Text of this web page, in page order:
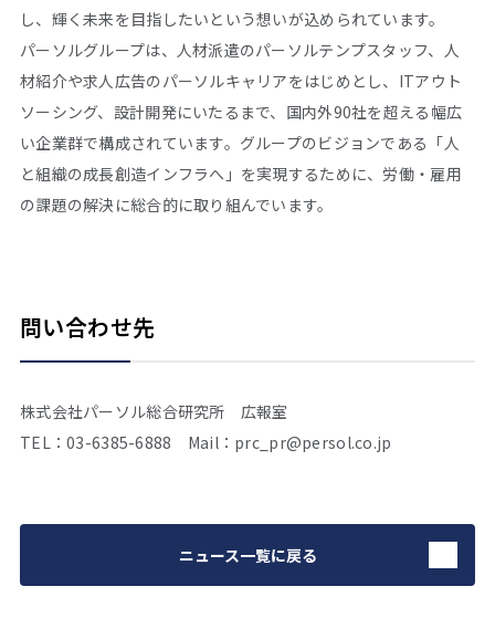
し、輝く未来を目指したいという想いが込められています。
パーソルグループは、人材派遣のパーソルテンプスタッフ、人
材紹介や求人広告のパーソルキャリアをはじめとし、ITアウト
ソーシング、設計開発にいたるまで、国内外90社を超える幅広
い企業群で構成されています。グループのビジョンである「人
と組織の成長創造インフラへ」を実現するために、労働・雇用
の課題の解決に総合的に取り組んでいます。
問い合わせ先
株式会社パーソル総合研究所 広報室
TEL：03-6385-6888 Mail：prc_pr@persol.co.jp
ニュース一覧に戻る